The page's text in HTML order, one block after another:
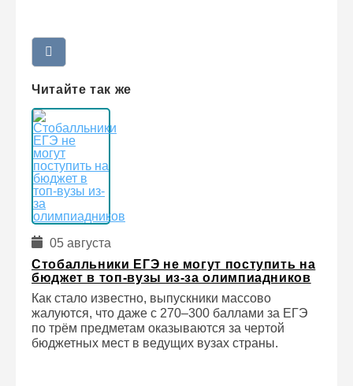
Читайте так же
05 августа
Стобалльники ЕГЭ не могут поступить на
бюджет в топ-вузы из-за олимпиадников
Как стало известно, выпускники массово
жалуются, что даже с 270–300 баллами за ЕГЭ
по трём предметам оказываются за чертой
бюджетных мест в ведущих вузах страны.